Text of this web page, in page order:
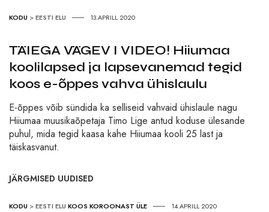
KODU >EESTI ELU 13.APRILL 2020
TÄIEGA VÄGEV I VIDEO! Hiiumaa
koolilapsed ja lapsevanemad tegid
koos e-õppes vahva ühislaulu
E-õppes võib sündida ka selliseid vahvaid ühislaule nagu
Hiiumaa muusikaõpetaja Timo Lige antud koduse ülesande
puhul, mida tegid kaasa kahe Hiiumaa kooli 25 last ja
täiskasvanut.
JÄRGMISED UUDISED
KODU >EESTI ELU KOOS KOROONAST ÜLE 14.APRILL 2020